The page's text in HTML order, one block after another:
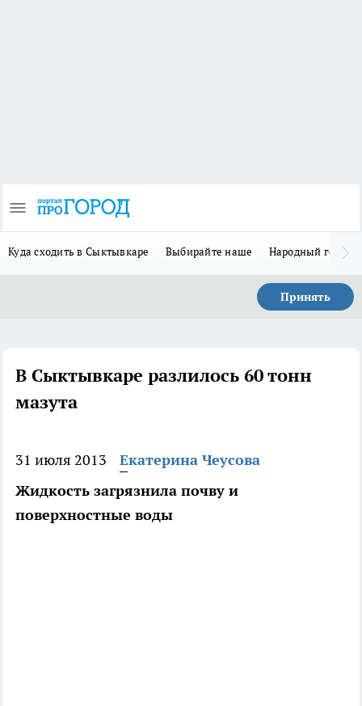
Куда сходить в Сыктывкаре Выбирайте наше Народный герой-
Принять
В Сыктывкаре разлилось 60 тонн
мазута
31 июля 2013
Екатерина Чеусова
Жидкость загрязнила почву и
поверхностные воды